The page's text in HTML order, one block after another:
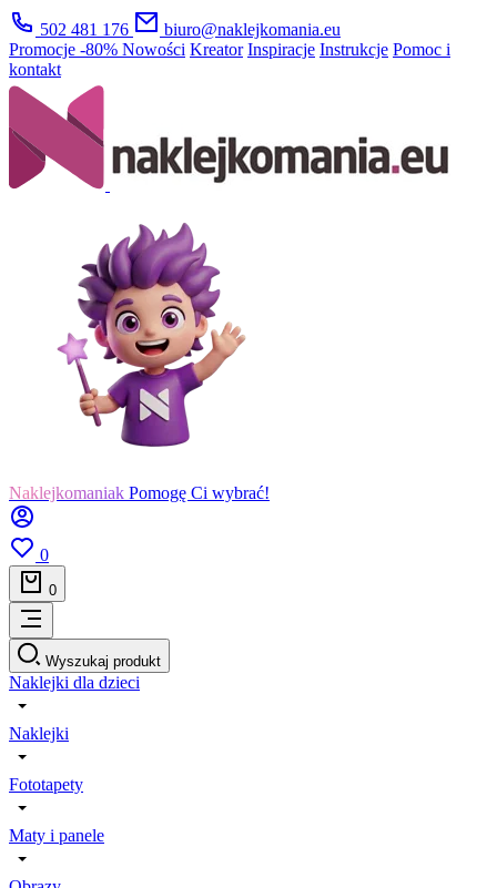
502 481 176
biuro@naklejkomania.eu
Promocje -80% Nowości Kreator Inspiracje Instrukcje Pomoc i
kontakt
Naklejkomaniak Pomogę Ci wybrać!
0
0
Wyszukaj produkt
Naklejki dla dzieci
Naklejki
Fototapety
Maty i panele